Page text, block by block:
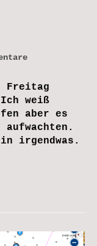
Freitag
weiß
aber es
irgendwas.